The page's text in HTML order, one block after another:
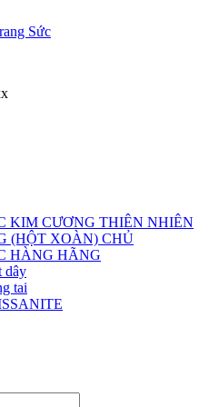
KIM CƯƠNG THIÊN NHIÊN
(HỘT XOÀN) CHỦ
HÀNG HÃNG
dây
tai